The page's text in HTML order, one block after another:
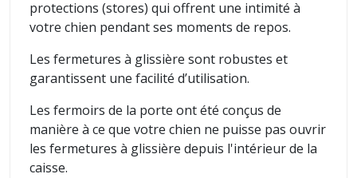
protections (stores) qui offrent une intimité à
votre chien pendant ses moments de repos.
Les fermetures à glissière sont robustes et
garantissent une facilité d’utilisation.
Les fermoirs de la porte ont été conçus de
manière à ce que votre chien ne puisse pas ouvrir
les fermetures à glissière depuis l'intérieur de la
caisse.